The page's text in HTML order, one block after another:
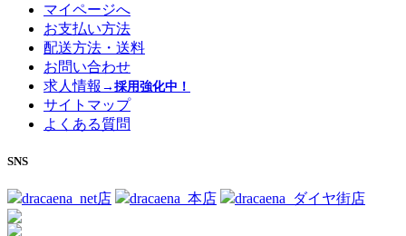
マイページへ
お支払い方法
配送方法・送料
お問い合わせ
求人情報 →採用強化中！
サイトマップ
よくある質問
SNS
dracaena_net店 dracaena_本店 dracaena_ダイヤ街店